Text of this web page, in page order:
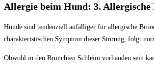
Allergie beim Hund: 3.
Hunde sind tendenziell anfälliger für allergische
charakteristischen Symptom dieser Störung, folgt
Obwohl in den Bronchien Schleim vorhanden sein